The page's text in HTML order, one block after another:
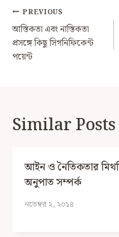
Post
Navigation
PREVIOUS
আস্তিকতা এবং নাস্তিকতা
প্রসঙ্গে কিছু সিগনিফিকেন্ট
পয়েন্ট
Similar Posts
আইন ও নৈতিকতার
অনুপাত সম্পর্ক
নভেম্বর ২, ২০১৪